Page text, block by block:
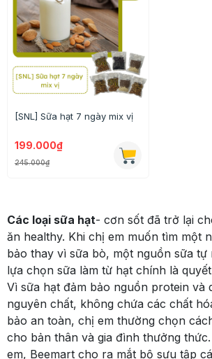
[SNL] Sữa hạt 7 ngày mix vị
199.000₫
245.000₫
Các loại sữa hạt- cơn sốt đã trở lại
ăn healthy. Khi chị em muốn tìm một
bảo thay vì sữa bò, một nguồn sữa tự
lựa chọn sữa làm từ hạt chính là
Vì sữa hạt đảm bảo nguồn protein và
nguyên chất, không chứa các chất
bảo an toàn, chị em thường chọn
cho bản thân và gia đình thưởng
em, Beemart cho ra mắt bộ sưu tập